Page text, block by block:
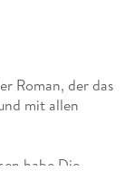
Roman, der das
mit allen
habe.Die